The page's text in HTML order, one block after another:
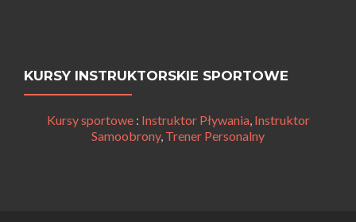
KURSY INSTRUKTORSKIE SPORTOWE
Kursy sportowe: Instruktor Pływania, Instruktor
Samoobrony, Trener Personalny